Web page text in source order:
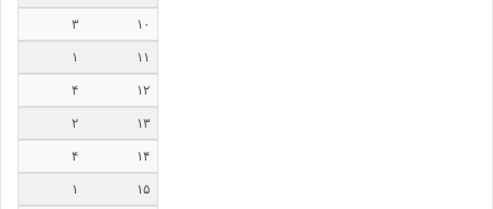
۱۰ ۳
۱۱ ۱
۱۲ ۴
۱۳ ۲
۱۴ ۴
۱۵ ۱